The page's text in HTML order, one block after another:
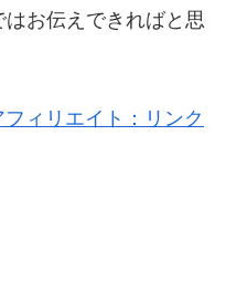
お伝えできればと思